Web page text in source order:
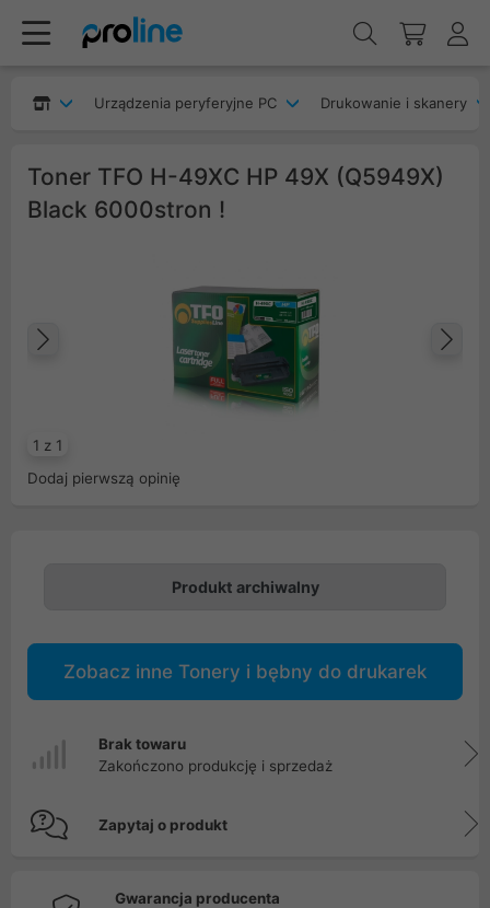
Urządzenia peryferyjne PC Drukowanie i skanery
Toner TFO H-49XC HP 49X (Q5949X)
Black 6000stron !
1 z 1
Poprzedni
Dodaj pierwszą opinię
Produkt archiwalny
Zobacz inne Tonery i bębny do drukarek
Brak towaru
Zakończono produkcję i sprzedaż
Zapytaj o produkt
Gwarancja producenta